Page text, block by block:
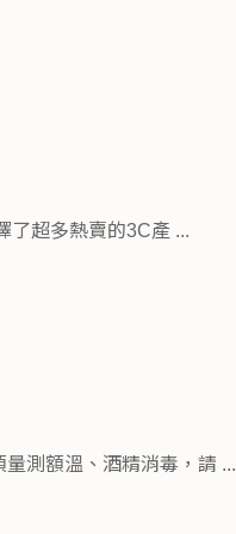
了超多熱賣的3C產 ...
測額溫、酒精消毒，請 ...